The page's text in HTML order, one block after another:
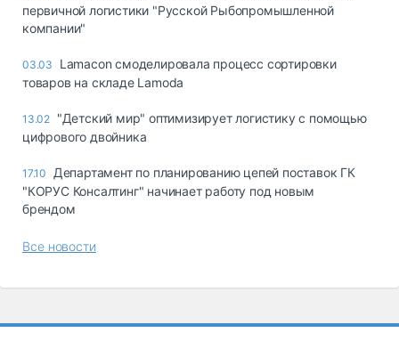
грузовые
терминалы
транспорт
Автосервис,
первичной логистики "Русской Рыбопромышленной
компании"
03.03
Lamacon смоделировала процесс сортировки
товаров на складе Lamoda
13.02 "Детский мир" оптимизирует логистику с помощью
цифрового двойника
17.10
Департамент по планированию цепей поставок ГК
"КОРУС Консалтинг" начинает работу под новым
брендом
Все новости